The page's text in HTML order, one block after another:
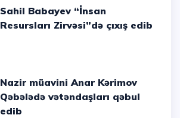
Sahil Babayev “İnsan
Resursları Zirvəsi”də çıxış edib
Nazir müavini Anar Kərimov
Qəbələdə vətəndaşları qəbul
edib